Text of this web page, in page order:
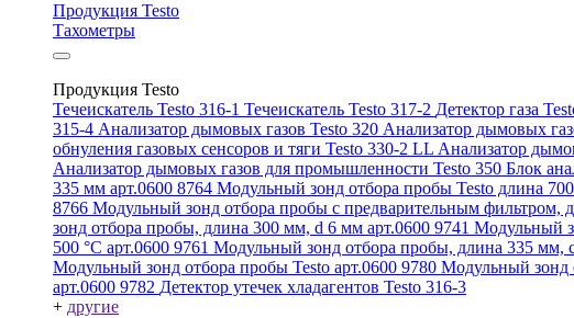
Продукция Testo
Тахометры
Продукция Testo
Течеискатель Testo 316-1 Течеискатель Testo 317-2 Детектор газа
315-4 Анализатор дымовых газов Testo 320 Анализатор дымовых
обнуления газовых сенсоров и тяги Testo 330-2 LL Анализатор
Анализатор дымовых газов для промышленности Testo 350 Блок
335 мм арт.0600 8764 Модульный зонд отбора пробы Testo длина
8766 Модульный зонд отбора пробы с предварительным фильтром,
зонд отбора пробы, длина 300 мм, d 6 мм арт.0600 9741 Модульный
500 °C арт.0600 9761 Модульный зонд отбора пробы, длина 335 мм,
Модульный зонд отбора пробы Testo арт.0600 9780 Модульный зонд
арт.0600 9782 Детектор утечек хладагентов Testo 316-3
+ другие